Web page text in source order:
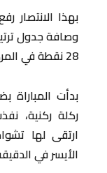
وصافة جدول
28 نقطة في المركز السادس عشر.
بدأت
ركلة ركنية،
ارتقى لها
الأيسر في الدقيقة